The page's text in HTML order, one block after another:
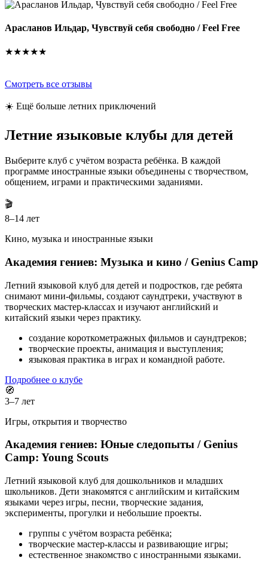
Арасланов Ильдар, Чувствуй себя свободно / Feel Free
★★★★★
Смотреть все отзывы
☀️ Ещё больше летних приключений
Летние языковые клубы для детей
Выберите клуб с учётом возраста ребёнка. В каждой
программе иностранные языки объединены с творчеством,
общением, играми и практическими заданиями.
🎬
8–14 лет
Кино, музыка и иностранные языки
Академия гениев: Музыка и кино / Genius Camp
Летний языковой клуб для детей и подростков, где ребята
снимают мини-фильмы, создают саундтреки, участвуют в
творческих мастер-классах и изучают английский и
китайский языки через практику.
создание короткометражных фильмов и саундтреков;
творческие проекты, анимация и выступления;
языковая практика в играх и командной работе.
Подробнее о клубе
🧭
3–7 лет
Игры, открытия и творчество
Академия гениев: Юные следопыты / Genius
Camp: Young Scouts
Летний языковой клуб для дошкольников и младших
школьников. Дети знакомятся с английским и китайским
языками через игры, песни, творческие задания,
эксперименты, прогулки и небольшие проекты.
группы с учётом возраста ребёнка;
творческие мастер-классы и развивающие игры;
естественное знакомство с иностранными языками.